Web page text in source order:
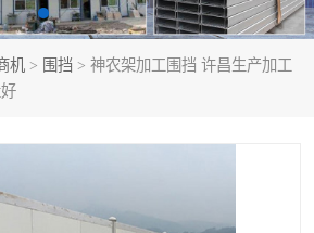
机 > 围挡 > 神农架加工围挡 许昌生产加工
PC耐力板
楼层板
彩钢板